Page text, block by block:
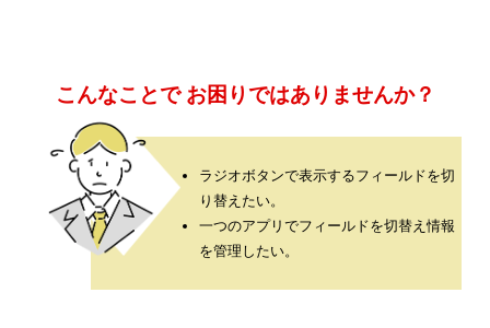
BUSINESS 仕事を知る
わたしたちの仕事
インタビュー
こんなことでお困りではありませんか？
ラジオボタンで表示するフィールドを切
り替えたい。
一つのアプリでフィールドを切替え情報
を管理したい。